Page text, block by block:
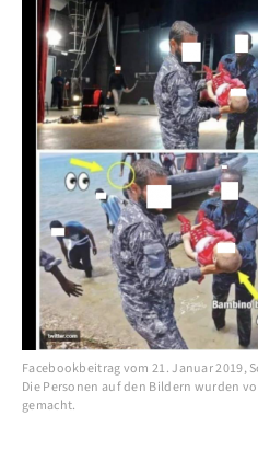
Facebookbeitrag vom 21. Januar 2019,
Die Personen auf den Bildern wurden
gemacht.